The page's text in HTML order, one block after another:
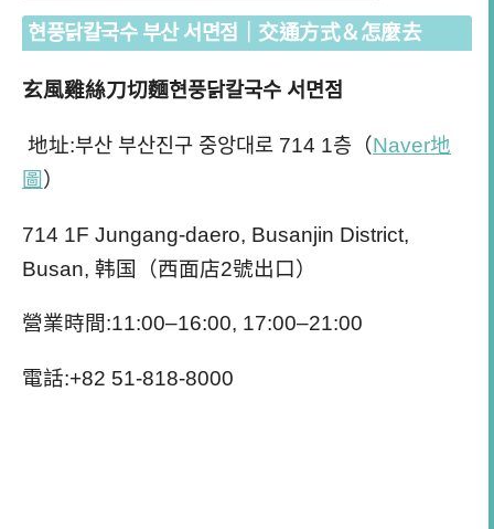
현풍닭칼국수 부산 서면점｜交通方式＆怎麼去
玄風雞絲刀切麵현풍닭칼국수 서면점
地址:부산 부산진구 중앙대로 714 1층（Naver地
圖）
714 1F Jungang-daero, Busanjin District,
Busan, 韩国（西面店2號出口）
營業時間:11:00–16:00, 17:00–21:00
電話:+82 51-818-8000